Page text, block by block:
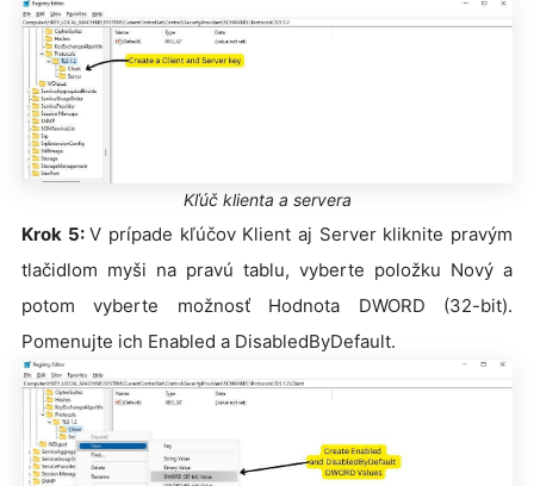
Kľúč klienta a servera
Krok 5:V prípade kľúčov Klient aj Server kliknite pravým
tlačidlom myši na pravú tablu, vyberte položku Nový a
potom vyberte možnosť Hodnota DWORD (32-bit).
Pomenujte ich Enabled a DisabledByDefault.